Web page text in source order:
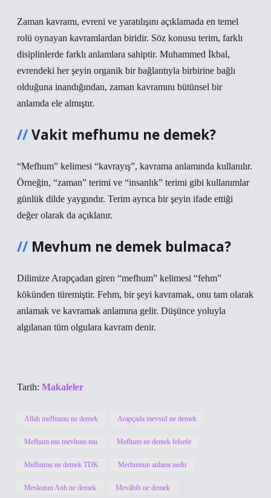
Zaman kavramı, evreni ve yaratılışını açıklamada en temel
rolü oynayan kavramlardan biridir. Söz konusu terim, farklı
disiplinlerde farklı anlamlara sahiptir. Muhammed İkbal,
evrendeki her şeyin organik bir bağlantıyla birbirine bağlı
olduğuna inandığından, zaman kavramını bütünsel bir
anlamda ele almıştır.
Vakit mefhumu ne demek?
“Mefhum” kelimesi “kavrayış”, kavrama anlamında kullanılır.
Örneğin, “zaman” terimi ve “insanlık” terimi gibi kullanımlar
günlük dilde yaygındır. Terim ayrıca bir şeyin ifade ettiği
değer olarak da açıklanır.
Mevhum ne demek bulmaca?
Dilimize Arapçadan giren “mefhum” kelimesi “fehm”
kökünden türemiştir. Fehm, bir şeyi kavramak, onu tam olarak
anlamak ve kavramak anlamına gelir. Düşünce yoluyla
algılanan tüm olgulara kavram denir.
Tarih: Makaleler
Allah mefhumu ne demek Arapçada mevsuf ne demek
Mefhum mu mevhum mu Mefhum ne demek felsefe
Mefhumu ne demek TDK Merhumun anlamı nedir
Meskutun Anh ne demek Mevâhib ne demek